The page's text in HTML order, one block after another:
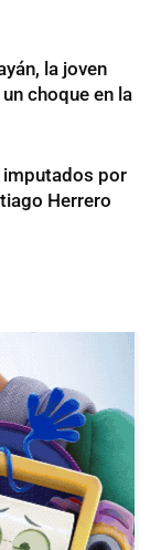
la joven
choque en la
imputados por
Herrero